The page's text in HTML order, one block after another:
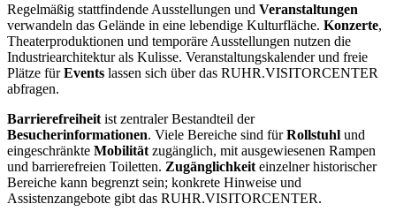
Regelmäßig stattfindende Ausstellungen und Veranstaltungen
verwandeln das Gelände in eine lebendige Kulturfläche. Konzerte,
Theaterproduktionen und temporäre Ausstellungen nutzen die
Industriearchitektur als Kulisse. Veranstaltungskalender und freie
Plätze fürEvents lassen sich über das RUHR.VISITORCENTER
abfragen.
Barrierefreiheit ist zentraler Bestandteil der
Besucherinformationen. Viele Bereiche sind fürRollstuhl und
eingeschränkte Mobilität zugänglich, mit ausgewiesenen Rampen
und barrierefreien Toiletten. Zugänglichkeit einzelner historischer
Bereiche kann begrenzt sein; konkrete Hinweise und
Assistenzangebote gibt das RUHR.VISITORCENTER.